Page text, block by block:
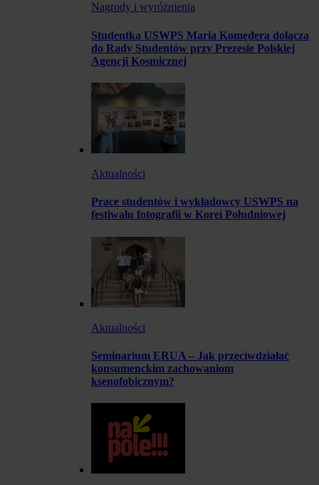
Nagrody i wyróżnienia
Studentka USWPS Maria Komędera dołącza
do Rady Studentów przy Prezesie Polskiej
Agencji Kosmicznej
Aktualności
Prace studentów i wykładowcy USWPS na
festiwalu fotografii w Korei Południowej
Aktualności
Seminarium ERUA – Jak przeciwdziałać
konsumenckim zachowaniom
ksenofobicznym?